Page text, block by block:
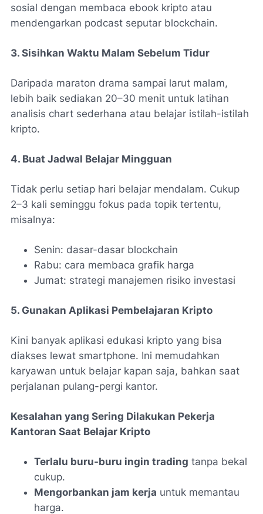
sosial dengan membaca ebook kripto atau
mendengarkan podcast seputar blockchain.
3. Sisihkan Waktu Malam Sebelum Tidur
Daripada maraton drama sampai larut malam,
lebih baik sediakan 20–30 menit untuk latihan
analisis chart sederhana atau belajar istilah-istilah
kripto.
4. Buat Jadwal Belajar Mingguan
Tidak perlu setiap hari belajar mendalam. Cukup
2–3 kali seminggu fokus pada topik tertentu,
misalnya:
Senin: dasar-dasar blockchain
Rabu: cara membaca grafik harga
Jumat: strategi manajemen risiko investasi
5. Gunakan Aplikasi Pembelajaran Kripto
Kini banyak aplikasi edukasi kripto yang bisa
diakses lewat smartphone. Ini memudahkan
karyawan untuk belajar kapan saja, bahkan saat
perjalanan pulang-pergi kantor.
Kesalahan yang Sering Dilakukan Pekerja
Kantoran Saat Belajar Kripto
Terlalu buru-buru ingin trading tanpa bekal
cukup.
Mengorbankan jam kerja untuk memantau
harga.